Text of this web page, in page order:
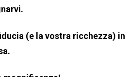
(e la vostra ricchezza) in